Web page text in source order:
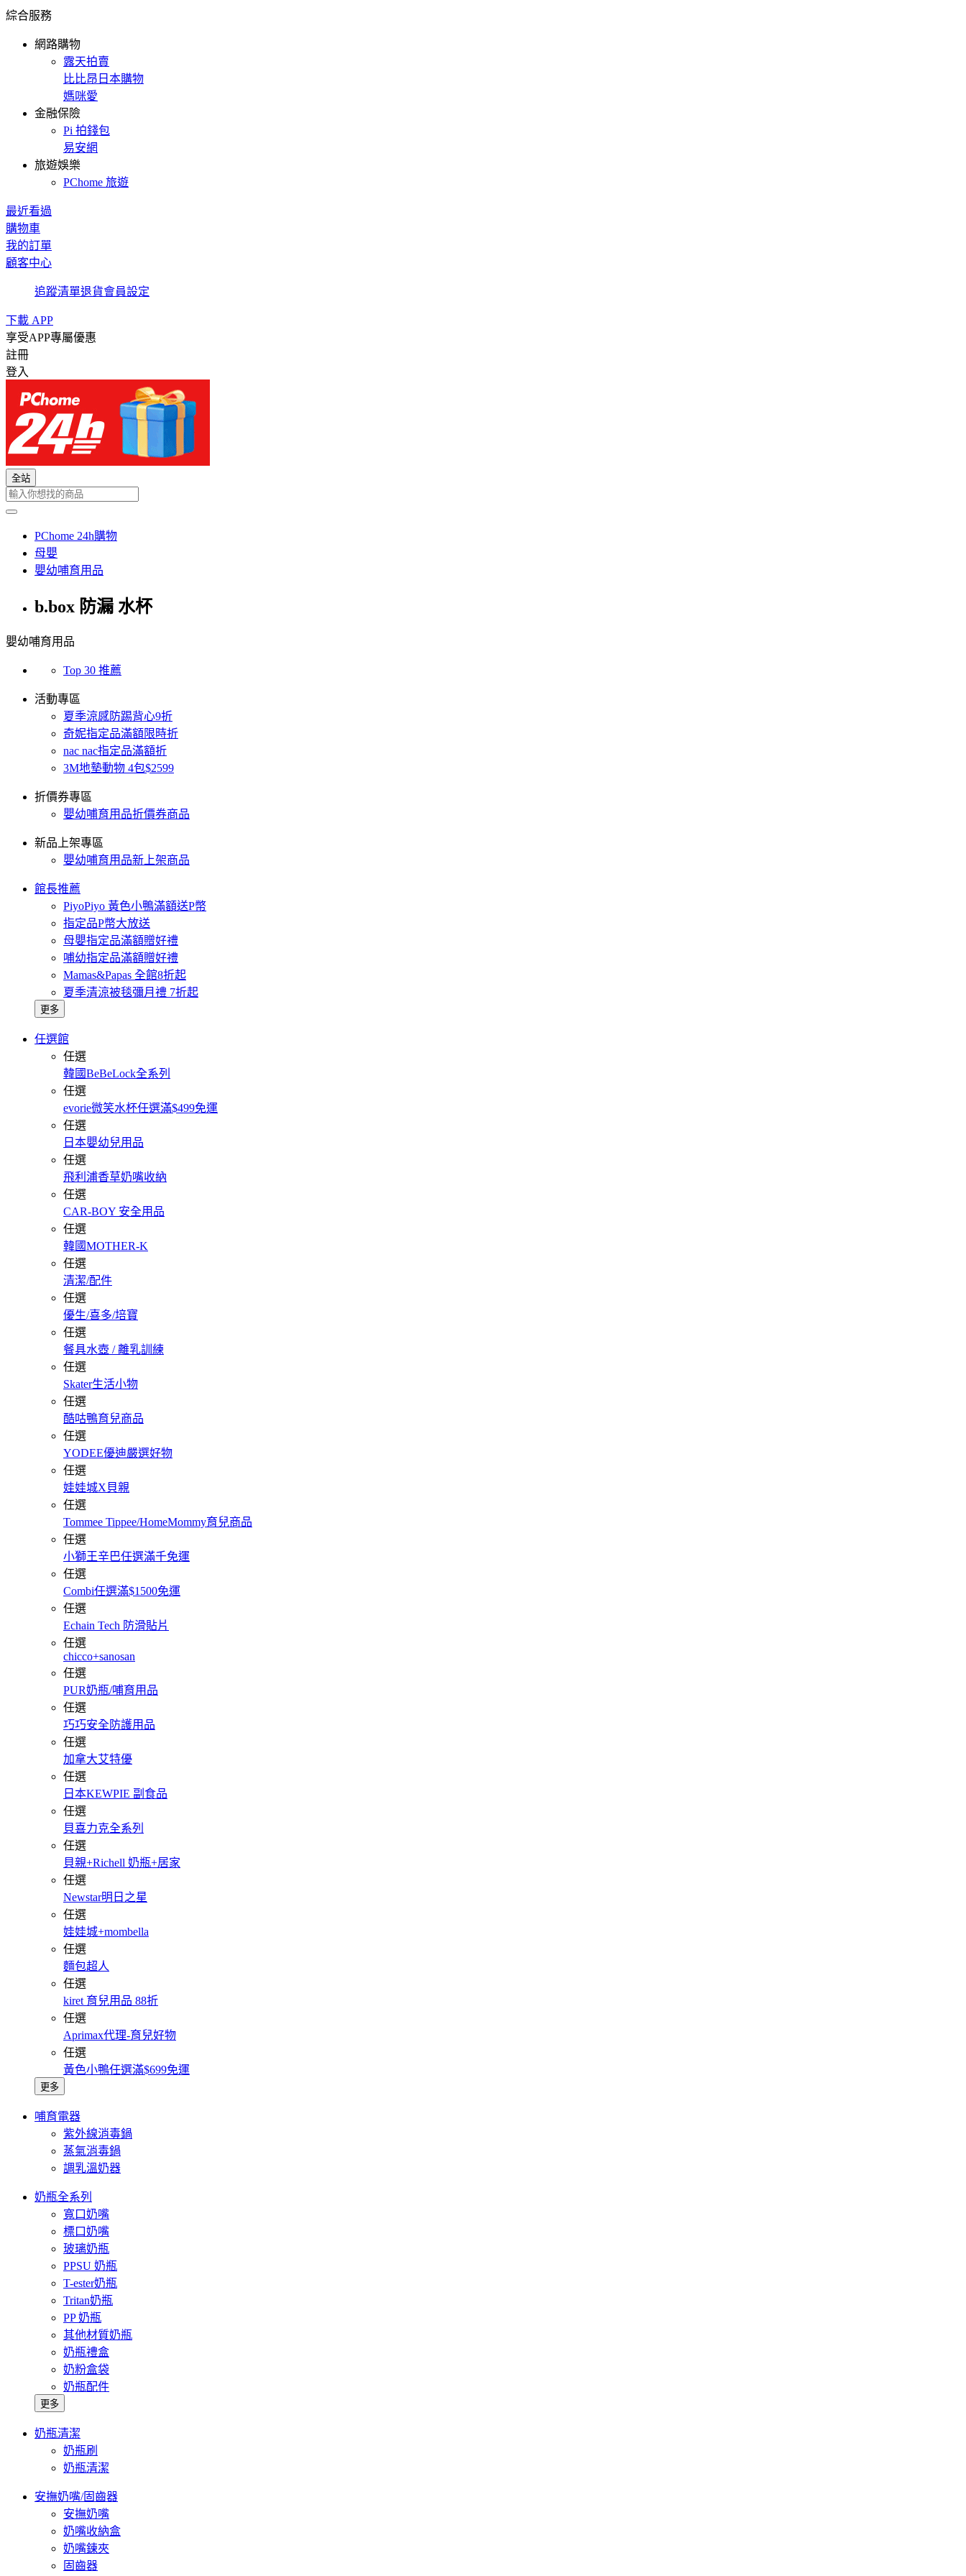
綜合服務
網路購物
露天拍賣
比比昂日本購物
媽咪愛
金融保險
Pi 拍錢包
易安網
旅遊娛樂
PChome 旅遊
最近看過
購物車
我的訂單
顧客中心
追蹤清單退貨會員設定
下載 APP
享受APP專屬優惠
註冊
登入
全站
PChome 24h購物
母嬰
嬰幼哺育用品
b.box 防漏 水杯
嬰幼哺育用品
Top 30 推薦
活動專區
夏季涼感防踢背心9折
奇妮指定品滿額限時折
nac nac指定品滿額折
3M地墊動物 4包$2599
折價券專區
嬰幼哺育用品折價券商品
新品上架專區
嬰幼哺育用品新上架商品
館長推薦
PiyoPiyo 黃色小鴨滿額送P幣
指定品P幣大放送
母嬰指定品滿額贈好禮
哺幼指定品滿額贈好禮
Mamas&Papas 全館8折起
夏季清涼被毯彌月禮 7折起
更多
任選館
任選
韓國BeBeLock全系列
任選
evorie微笑水杯任選滿$499免運
任選
日本嬰幼兒用品
任選
飛利浦香草奶嘴收納
任選
CAR-BOY 安全用品
任選
韓國MOTHER-K
任選
清潔/配件
任選
優生/喜多/培寶
任選
餐具水壺 / 離乳訓練
任選
Skater生活小物
任選
酷咕鴨育兒商品
任選
YODEE優迪嚴選好物
任選
娃娃城X貝親
任選
Tommee Tippee/HomeMommy育兒商品
任選
小獅王辛巴任選滿千免運
任選
Combi任選滿$1500免運
任選
Echain Tech 防滑貼片
任選
chicco+sanosan
任選
PUR奶瓶/哺育用品
任選
巧巧安全防護用品
任選
加拿大艾特優
任選
日本KEWPIE 副食品
任選
貝喜力克全系列
任選
貝親+Richell 奶瓶+居家
任選
Newstar明日之星
任選
娃娃城+mombella
任選
麵包超人
任選
kiret 育兒用品 88折
任選
Aprimax代理-育兒好物
任選
黃色小鴨任選滿$699免運
更多
哺育電器
紫外線消毒鍋
蒸氣消毒鍋
調乳溫奶器
奶瓶全系列
寬口奶嘴
標口奶嘴
玻璃奶瓶
PPSU 奶瓶
T-ester奶瓶
Tritan奶瓶
PP 奶瓶
其他材質奶瓶
奶瓶禮盒
奶粉盒袋
奶瓶配件
更多
奶瓶清潔
奶瓶刷
奶瓶清潔
安撫奶嘴/固齒器
安撫奶嘴
奶嘴收納盒
奶嘴鍊夾
固齒器